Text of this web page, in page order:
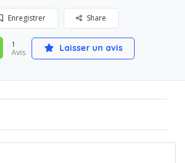
Enregistrer Share
1
Avis Laisser un avis